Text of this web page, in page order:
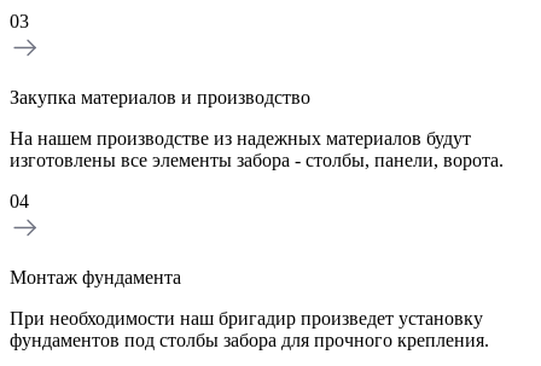
03
Закупка материалов и производство
На нашем производстве из надежных материалов будут
изготовлены все элементы забора - столбы, панели, ворота.
04
Монтаж фундамента
При необходимости наш бригадир произведет установку
фундаментов под столбы забора для прочного крепления.